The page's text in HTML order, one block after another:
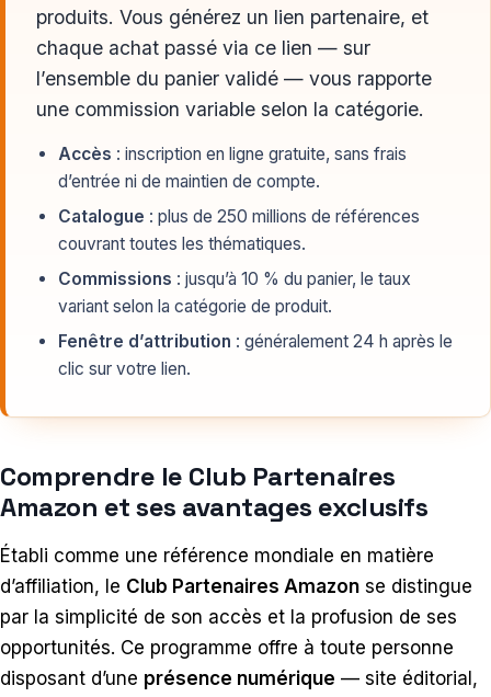
produits. Vous générez un lien partenaire, et
chaque achat passé via ce lien — sur
l’ensemble du panier validé — vous rapporte
une commission variable selon la catégorie.
Accès : inscription en ligne gratuite, sans frais
d’entrée ni de maintien de compte.
Catalogue : plus de 250 millions de références
couvrant toutes les thématiques.
Commissions : jusqu’à 10 % du panier, le taux
variant selon la catégorie de produit.
Fenêtre d’attribution : généralement 24 h après le
clic sur votre lien.
Comprendre le Club Partenaires
Amazon et ses avantages exclusifs
Établi comme une référence mondiale en matière
d’affiliation, le Club Partenaires Amazon se distingue
par la simplicité de son accès et la profusion de ses
opportunités. Ce programme offre à toute personne
disposant d’une présence numérique — site éditorial,